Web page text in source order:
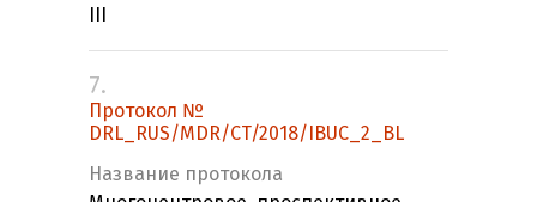
7.
Протокол №
DRL_RUS/MDR/CT/2018/IBUC_2_BL
Название протокола